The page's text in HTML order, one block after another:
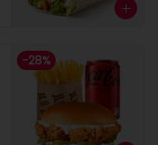
-28%